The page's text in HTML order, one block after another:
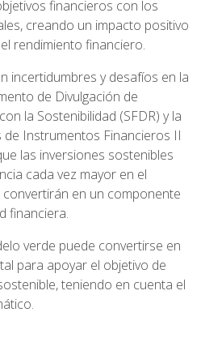
financieros con los
creando un impacto positivo
rendimiento financiero.
incertidumbres y desafíos en la
de Divulgación de
la Sostenibilidad (SFDR) y la
Instrumentos Financieros II
las inversiones sostenibles
cada vez mayor en el
en un componente
financiera.
verde puede convertirse en
para apoyar el objetivo de
teniendo en cuenta el